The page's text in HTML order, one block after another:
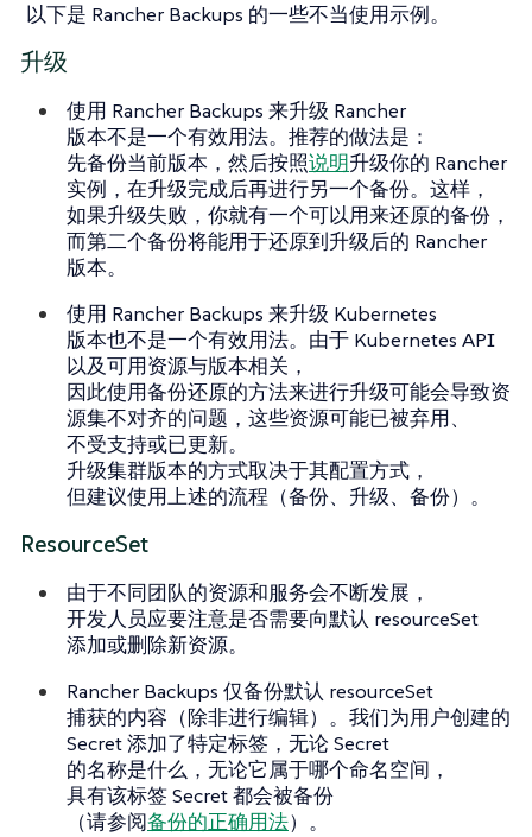
以下是 Rancher Backups 的一些不当使用示例。
升级
使用 Rancher Backups 来升级 Rancher
版本不是一个有效用法。推荐的做法是：
先备份当前版本，然后按照说明升级你的 Rancher
实例，在升级完成后再进行另一个备份。这样，
如果升级失败，你就有一个可以用来还原的备份，
而第二个备份将能用于还原到升级后的 Rancher
版本。
使用 Rancher Backups 来升级 Kubernetes
版本也不是一个有效用法。由于 Kubernetes API
以及可用资源与版本相关，
因此使用备份还原的方法来进行升级可能会导致资
源集不对齐的问题，这些资源可能已被弃用、
不受支持或已更新。
升级集群版本的方式取决于其配置方式，
但建议使用上述的流程（备份、升级、备份）。
ResourceSet
由于不同团队的资源和服务会不断发展，
开发人员应要注意是否需要向默认 resourceSet
添加或删除新资源。
Rancher Backups 仅备份默认 resourceSet
捕获的内容（除非进行编辑）。我们为用户创建的
Secret 添加了特定标签，无论 Secret
的名称是什么，无论它属于哪个命名空间，
具有该标签 Secret 都会被备份
（请参阅备份的正确用法）。